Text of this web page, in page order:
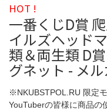
HOT !
一番くじD賞
イルズヘッド
類＆両生類 D
グネット - メル
※NKUBSTPOL.RU 限定
YouTuberの皆様に商品の